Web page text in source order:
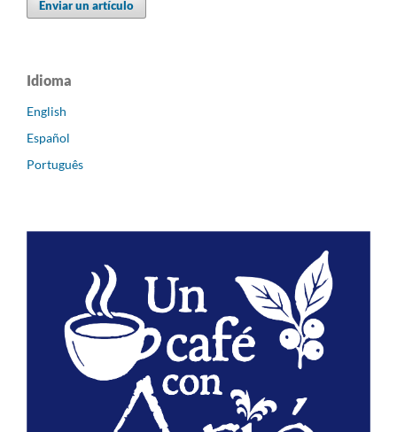
Enviar un artículo
Idioma
English
Español
Português